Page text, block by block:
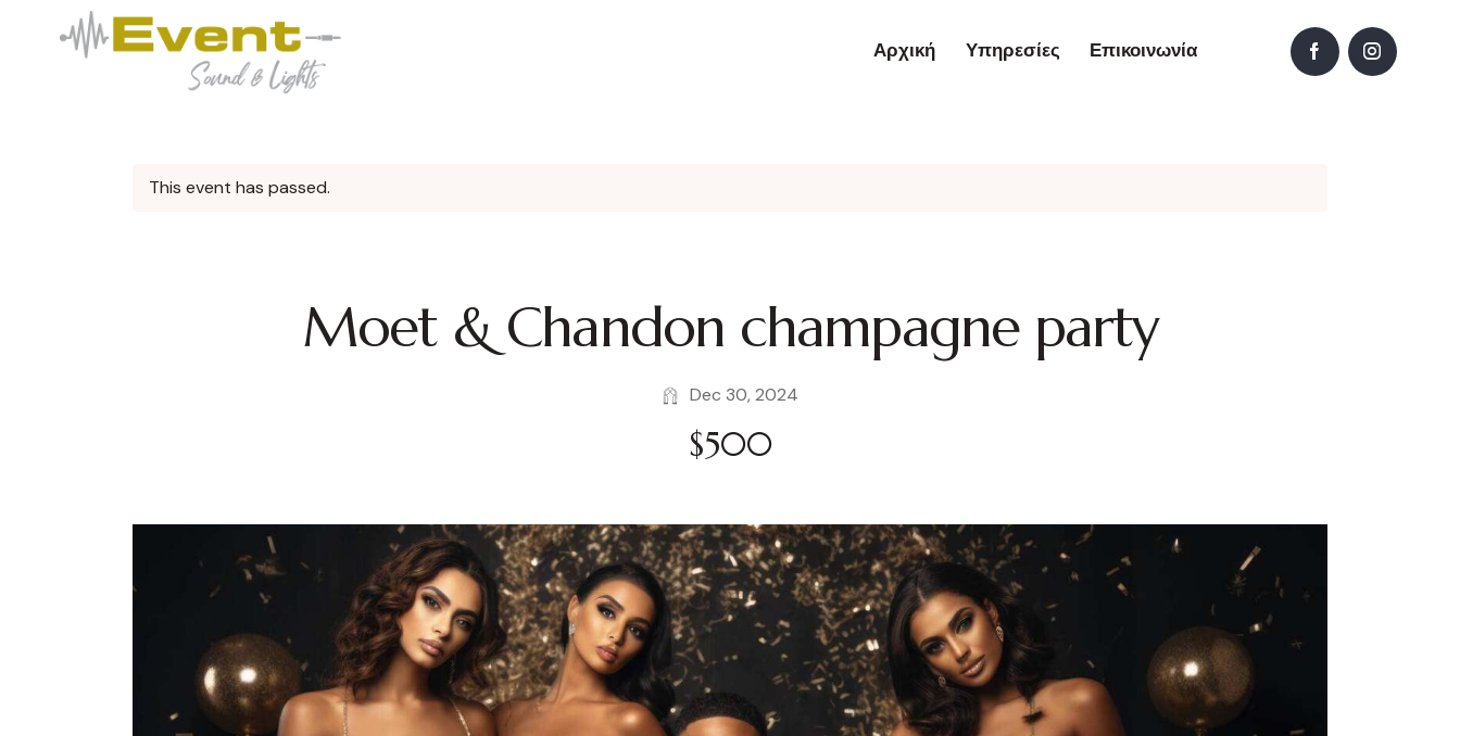
Αρχική Υπηρεσίες Επικοινωνία
This event has passed.
Moet & Chandon champagne party
Dec 30, 2024
$500